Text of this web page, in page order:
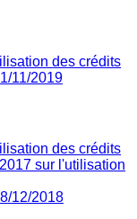
des crédits
11/2019
des crédits
sur l'utilisation
12/2018